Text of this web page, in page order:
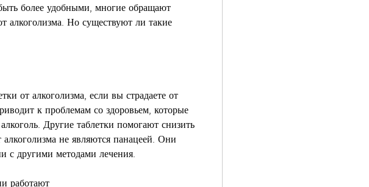
более удобными, многие обращают
алкоголизма. Но существуют ли такие
от алкоголизма, если вы страдаете от
к проблемам со здоровьем, которые
Другие таблетки помогают снизить
алкоголизма не являются панацеей. Они
с другими методами лечения.
работают